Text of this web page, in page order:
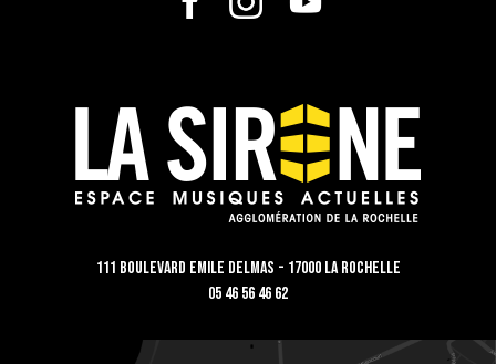
111 Boulevard Emile Delmas - 17000 La Rochelle
05 46 56 46 62